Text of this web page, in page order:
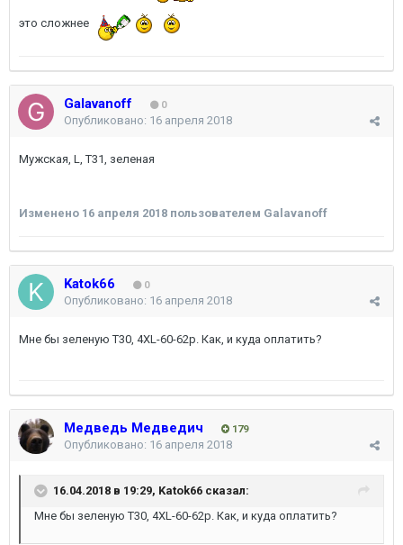
это сложнее
Galavanoff 0
Опубликовано: 16 апреля 2018
Мужская, L, Т31, зеленая
Изменено 16 апреля 2018 пользователем Galavanoff
Katok66 0
Опубликовано: 16 апреля 2018
Мне бы зеленую Т30, 4XL-60-62р. Как, и куда оплатить?
Медведь Медведич 179
Опубликовано: 16 апреля 2018
16.04.2018 в 19:29, Katok66 сказал:
Мне бы зеленую Т30, 4XL-60-62р. Как, и куда оплатить?